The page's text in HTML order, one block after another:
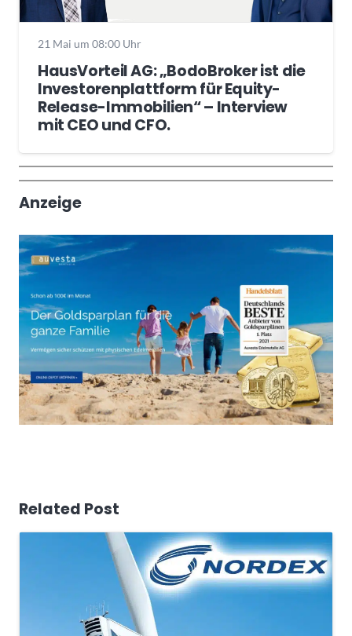
21 Mai um 08:00 Uhr
HausVorteil AG: „BodoBroker ist die
Investorenplattform für Equity-
Release-Immobilien“ – Interview
mit CEO und CFO.
Wochenrückblick
Trendthemen
Anzeige
Related Post